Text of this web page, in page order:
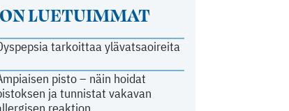
LUETUIMMAT
tarkoittaa ylävatsaoireita
pisto – näin hoidat
ja tunnistat vakavan
reaktion